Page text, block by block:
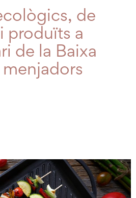
de
produïts a
de la Baixa
menjadors